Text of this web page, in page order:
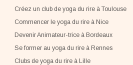
Créez un club de yoga du rire à Toulouse
Commencer le yoga du rire à Nice
Devenir Animateur-trice à Bordeaux
Se former au yoga du rire à Rennes
Clubs de yoga du rire à Lille